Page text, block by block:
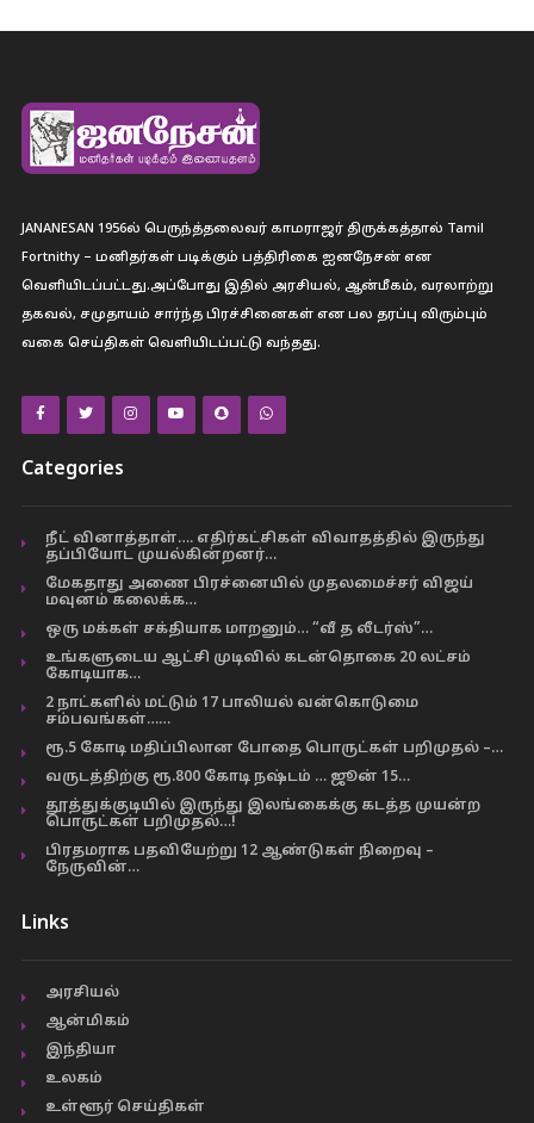
JANANESAN 1956ல் பெருந்த்தலைவர் காமராஜர் திருக்கத்தால் Tamil
Fortnithy – மனிதர்கள் படிக்கும் பத்திரிகை ஐனநேசன் என
வெளியிடப்பட்டது.அப்போது இதில் அரசியல், ஆன்மீகம், வரலாற்று
தகவல், சமுதாயம் சார்ந்த பிரச்சினைகள் என பல தரப்பு விரும்பும்
வகை செய்திகள் வெளியிடப்பட்டு வந்தது.
Categories
நீட் வினாத்தாள்…. எதிர்கட்சிகள் விவாதத்தில் இருந்து
தப்பியோட முயல்கின்றனர்…
மேகதாது அணை பிரச்னையில் முதலமைச்சர் விஜய்
மவுனம் கலைக்க…
ஒரு மக்கள் சக்தியாக மாறனும்… “வீ த லீடர்ஸ்”…
உங்களுடைய ஆட்சி முடிவில் கடன்தொகை 20 லட்சம்
கோடியாக…
2 நாட்களில் மட்டும் 17 பாலியல் வன்கொடுமை
சம்பவங்கள்……
ரூ.5 கோடி மதிப்பிலான போதை பொருட்கள் பறிமுதல் –…
வருடத்திற்கு ரூ.800 கோடி நஷ்டம் … ஜூன் 15…
தூத்துக்குடியில் இருந்து இலங்கைக்கு கடத்த முயன்ற
பொருட்கள் பறிமுதல்…!
பிரதமராக பதவியேற்று 12 ஆண்டுகள் நிறைவு –
நேருவின்…
Links
அரசியல்
ஆன்மிகம்
இந்தியா
உலகம்
உள்ளூர் செய்திகள்